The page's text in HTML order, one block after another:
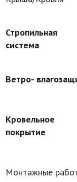
Стропильная
система
Ветро-
Кровельное
покрытие
Монтажные